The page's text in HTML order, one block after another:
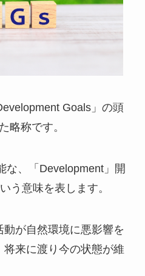
Goals」の頭
略称です。
な、「Development」開
う意味を表します。
が自然環境に悪影響を
来に渡り今の状態が維